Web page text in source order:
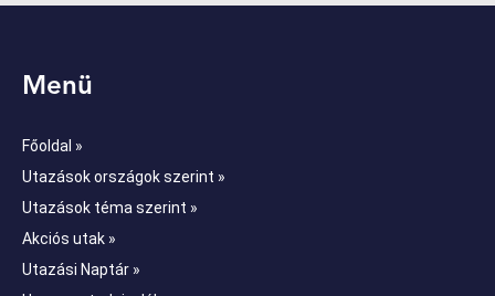
Menü
Főoldal »
Utazások országok szerint »
Utazások téma szerint »
Akciós utak »
Utazási Naptár »